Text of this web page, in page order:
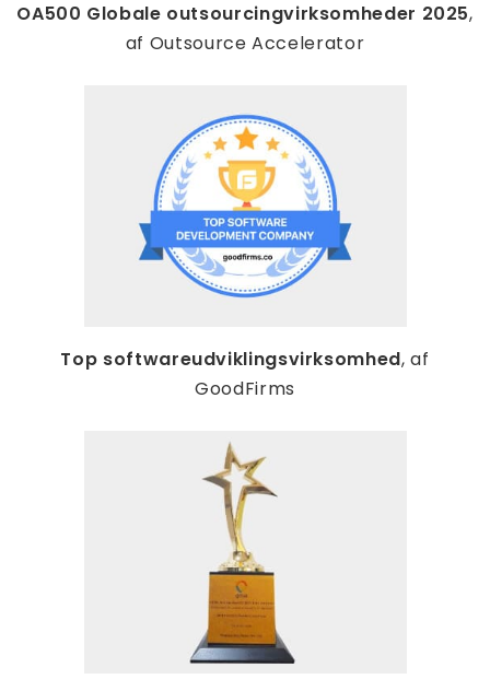
OA500 Globale outsourcingvirksomheder 2025,
af Outsource Accelerator
Top softwareudviklingsvirksomhed, af
GoodFirms